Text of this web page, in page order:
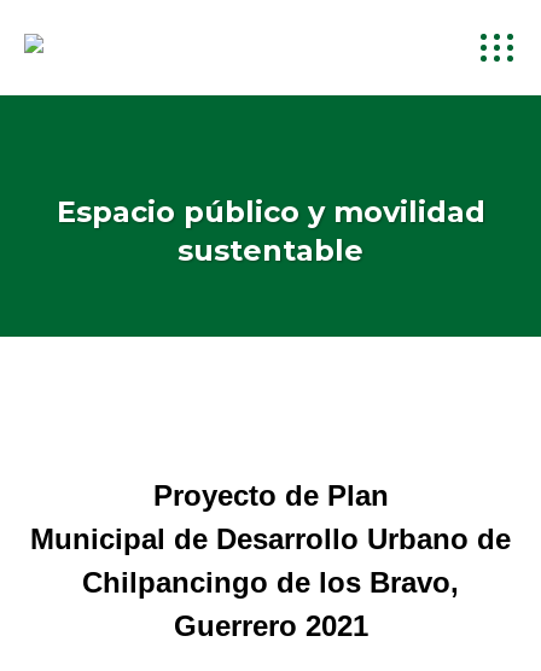
Espacio público y movilidad
sustentable
Proyecto de Plan
Municipal de Desarrollo Urbano de
Chilpancingo de los Bravo,
Guerrero 2021